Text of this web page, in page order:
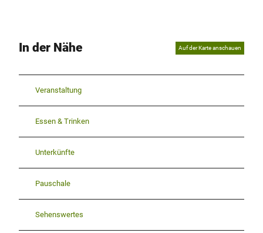
In der Nähe Auf der Karte anschauen
Veranstaltung
Essen & Trinken
Unterkünfte
Pauschale
Sehenswertes